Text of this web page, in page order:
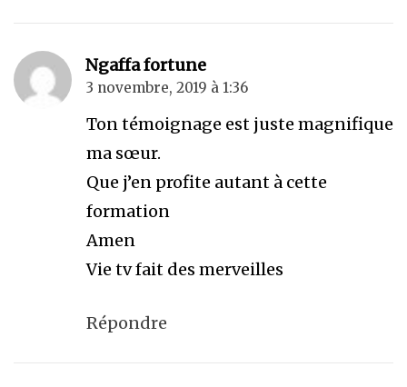
Ngaffa fortune
3 novembre, 2019 à 1:36
Ton témoignage est juste magnifique
ma sœur.
Que j’en profite autant à cette
formation
Amen
Vie tv fait des merveilles
Répondre